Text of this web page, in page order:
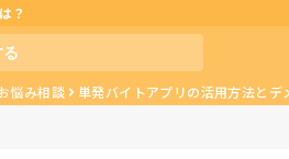
？
悩み相談 単発バイトアプリの活用方法とデ